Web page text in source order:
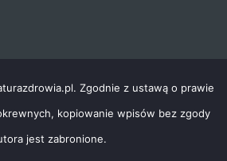
Zgodnie z ustawą o prawie
kopiowanie wpisów bez zgody
jest zabronione.